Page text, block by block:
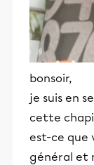
bonsoir,
je suis en
cette
est-ce que
général et